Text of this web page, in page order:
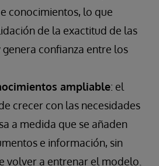
conocimientos, lo que
de la exactitud de las
genera confianza entre los
ampliable: el
crecer con las necesidades
a medida que se añaden
e información, sin
volver a entrenar el modelo.